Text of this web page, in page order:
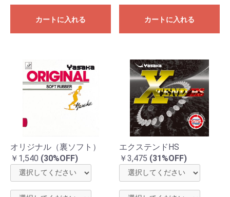
カートに入れる カートに入れる
オリジナル（裏ソフト）
￥1,540 (30%OFF)
エクステンドHS
￥3,475 (31%OFF)